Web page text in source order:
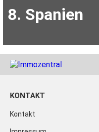
8. Spanien
KONTAKT
Kontakt